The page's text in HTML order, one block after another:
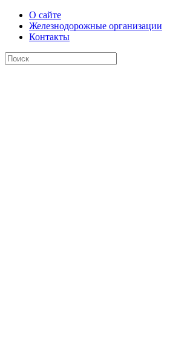
О сайте
Железнодорожные организации
Контакты